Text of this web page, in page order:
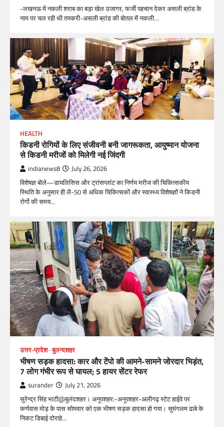
-लखनऊ में नकली शराब का बड़ा खेल उजागर, फर्जी पहचान देकर असली ब्रांड के
नाम पर चल रही थी तस्करी-असली ब्रांड की बोतल में नकली…
HEALTH
किडनी रोगियों के लिए संजीवनी बनी जागरूकता, आयुष्मान योजना
से किडनी मरीजों को मिलेगी नई जिंदगी
indianews8 July 26, 2026
विशेषज्ञ बोले—डायलिसिस और ट्रांसप्लांट का निर्णय मरीज की चिकित्सकीय
स्थिति के अनुसार ही लें-50 से अधिक चिकित्सकों और स्वास्थ्य विशेषज्ञों ने किडनी
रोगों की समय…
उत्तर-प्रदेश बुलन्दशहर
भीषण सड़क हादसा: कार और टेंपो की आमने-सामने जोरदार भिड़ंत,
7 लोग गंभीर रूप से घायल; 5 हायर सेंटर रेफर​
surander July 21, 2026
सुरेन्द्र सिंह भाटी@बुलंदशहर। अनूपशहर:-अनूपशहर-अलीगढ़ स्टेट हाईवे पर
कर्णवास मोड़ के पास सोमवार को एक भीषण सड़क हादसा हो गया। सुमंगलम ढाबे के
निकट डिबाई दोराहे…